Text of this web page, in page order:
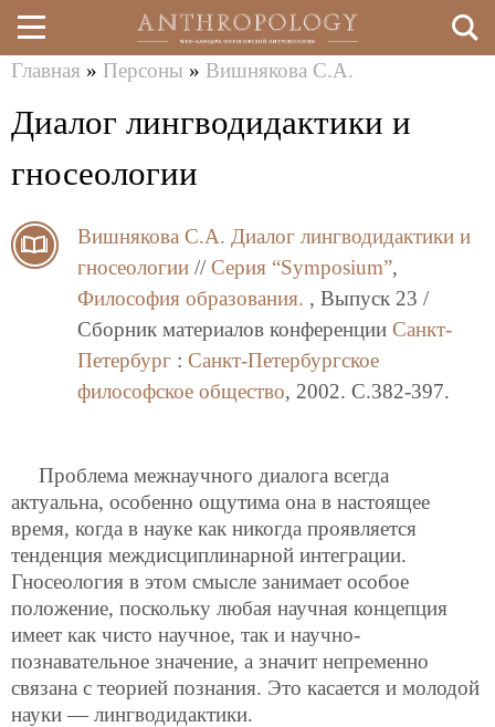
Перейти
к
здесь
Главная » Персоны » Вишнякова С.А.
Диалог лингводидактики и
гносеологии
Вишнякова С.А. Диалог лингводидактики и
гносеологии // Серия “Symposium”,
Философия образования. , Выпуск 23 /
Сборник материалов конференции Санкт-
Петербург : Санкт-Петербургское
философское общество, 2002. C.382-397.
Проблема межнаучного диалога всегда
актуальна, особенно ощутима она в настоящее
время, когда в науке как никогда проявляется
тенденция междисциплинарной интеграции.
Гносеология в этом смысле занимает особое
положение, поскольку любая научная концепция
имеет как чисто научное, так и научно-
познавательное значение, а значит непременно
связана с теорией познания. Это касается и молодой
науки — лингводидактики.